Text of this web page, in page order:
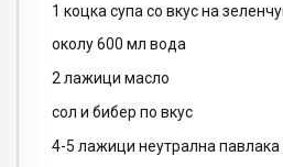
1 коцка супа со вкус на
околу 600 мл вода
2 лажици масло
сол и бибер по вкус
4-5 лажици неутрална